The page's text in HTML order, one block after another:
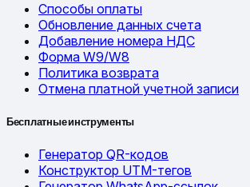
Способы оплаты
Обновление данных счета
Добавление номера НДС
Форма W9/W8
Политика возврата
Отмена платной учетной записи
Бесплатные инструменты
Генератор QR-кодов
Конструктор UTM-тегов